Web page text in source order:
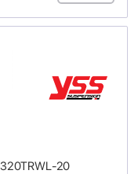
20